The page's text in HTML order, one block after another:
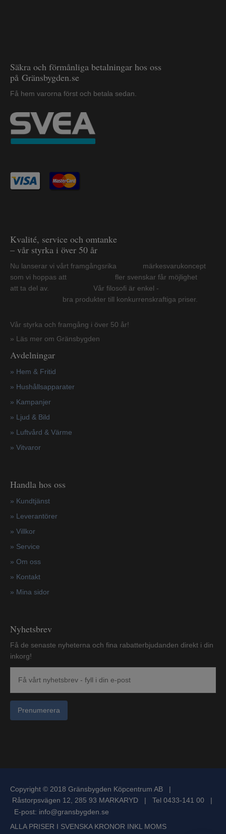
Säkra och förmånliga betalningar hos oss
på Gränsbygden.se
Få hem varorna först och betala sedan.
Kvalité, service och omtanke
– vår styrka i över 50 år
Nu lanserar vi vårt framgångsrika märkesvarukoncept
som vi hoppas att fler svenskar får möjlighet
att ta del av. Vår filosofi är enkel -
bra produkter till konkurrenskraftiga priser.
Vår styrka och framgång i över 50 år!
» Läs mer om Gränsbygden
Avdelningar
» Hem & Fritid
» Hushållsapparater
» Kampanjer
» Ljud & Bild
» Luftvård & Värme
» Vitvaror
Handla hos oss
» Kundtjänst
» Leverantörer
» Villkor
» Service
» Om oss
» Kontakt
» Mina sidor
Nyhetsbrev
Få de senaste nyheterna och fina rabatterbjudanden direkt i din
inkorg!
Prenumerera
Copyright © 2018 Gränsbygden Köpcentrum AB |
Råstorpsvägen 12, 285 93 MARKARYD | Tel 0433-141 00 |
E-post: info@gransbygden.se
ALLA PRISER I SVENSKA KRONOR INKL MOMS